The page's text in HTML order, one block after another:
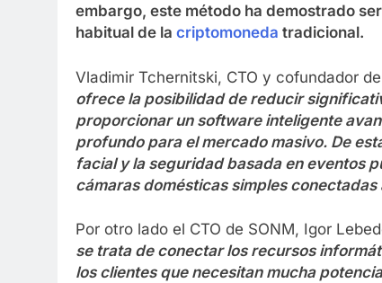
embargo, este método ha demostrado
habitual de la criptomoneda tradicional.
Vladimir Tchernitski, CTO y cofundador
ofrece la posibilidad de reducir
proporcionar un software inteligente
profundo para el mercado masivo. De
facial y la seguridad basada en eventos
cámaras domésticas simples conectadas
Por otro lado el CTO de SONM, Igor
se trata de conectar los recursos
los clientes que necesitan mucha